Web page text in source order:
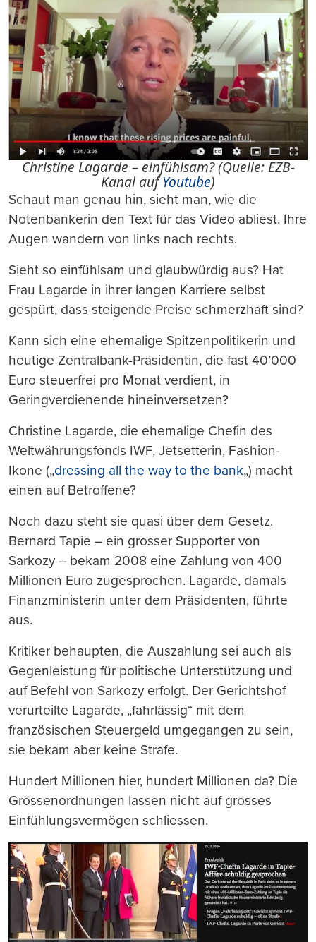
Christine Lagarde – einfühlsam? (Quelle: EZB-
Kanal aufYoutube)
Schaut man genau hin, sieht man, wie die
Notenbankerin den Text für das Video abliest. Ihre
Augen wandern von links nach rechts.
Sieht so einfühlsam und glaubwürdig aus? Hat
Frau Lagarde in ihrer langen Karriere selbst
gespürt, dass steigende Preise schmerzhaft sind?
Kann sich eine ehemalige Spitzenpolitikerin und
heutige Zentralbank-Präsidentin, die fast 40’000
Euro steuerfrei pro Monat verdient, in
Geringverdienende hineinversetzen?
Christine Lagarde, die ehemalige Chefin des
Weltwährungsfonds IWF, Jetsetterin, Fashion-
Ikone („dressing all the way to the bank„) macht
einen auf Betroffene?
Noch dazu steht sie quasi über dem Gesetz.
Bernard Tapie – ein grosser Supporter von
Sarkozy – bekam 2008 eine Zahlung von 400
Millionen Euro zugesprochen. Lagarde, damals
Finanzministerin unter dem Präsidenten, führte
aus.
Kritiker behaupten, die Auszahlung sei auch als
Gegenleistung für politische Unterstützung und
auf Befehl von Sarkozy erfolgt. Der Gerichtshof
verurteilte Lagarde, „fahrlässig“ mit dem
französischen Steuergeld umgegangen zu sein,
sie bekam aber keine Strafe.
Hundert Millionen hier, hundert Millionen da? Die
Grössenordnungen lassen nicht auf grosses
Einfühlungsvermögen schliessen.